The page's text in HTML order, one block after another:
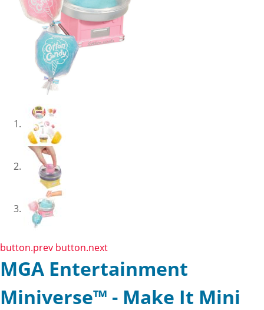
button.prev button.next
MGA Entertainment
Miniverse™ - Make It Mini